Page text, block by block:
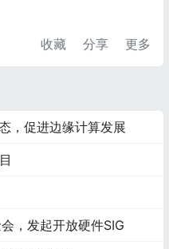
收藏 分享 更多
，促进边缘计算发展
，发起开放硬件SIG